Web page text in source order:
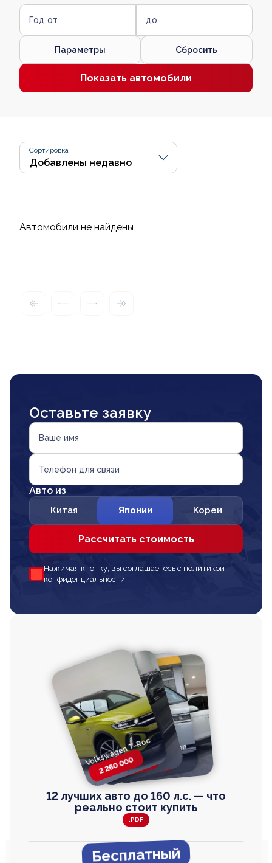
Год от до
Параметры Сбросить
Показать автомобили
Сортировка
Автомобили не найдены
Оставьте заявку
Ваше имя
Телефон для связи
Авто из
Китая Японии Кореи
Рассчитать стоимость
Нажимая кнопку, вы соглашаетесь с политикой
конфиденциальности
Volkswagen T-Roc
2 260 000
Toyota Harrier
2 820 000
Honda Step Wagon
2 820 000
Volkswagen
TAYRON
2 670 000
12 лучших авто до 160 л.с. — что
реально стоит купить
.PDF
Бесплатный